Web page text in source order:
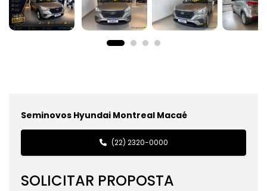
Seminovos Hyundai Montreal Macaé
(22) 2320-0000
SOLICITAR PROPOSTA